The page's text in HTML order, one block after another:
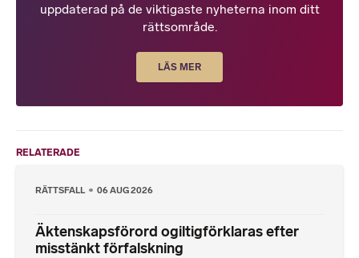
uppdaterad på de viktigaste nyheterna inom ditt
rättsområde.
LÄS MER
RELATERADE
RÄTTSFALL 06 AUG 2026
Äktenskapsförord ogiltigförklaras efter
misstänkt förfalskning